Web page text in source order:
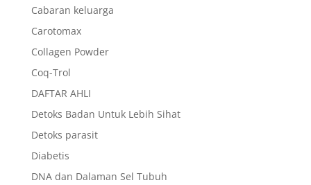
Cabaran keluarga
Carotomax
Collagen Powder
Coq-Trol
DAFTAR AHLI
Detoks Badan Untuk Lebih Sihat
Detoks parasit
Diabetis
DNA dan Dalaman Sel Tubuh